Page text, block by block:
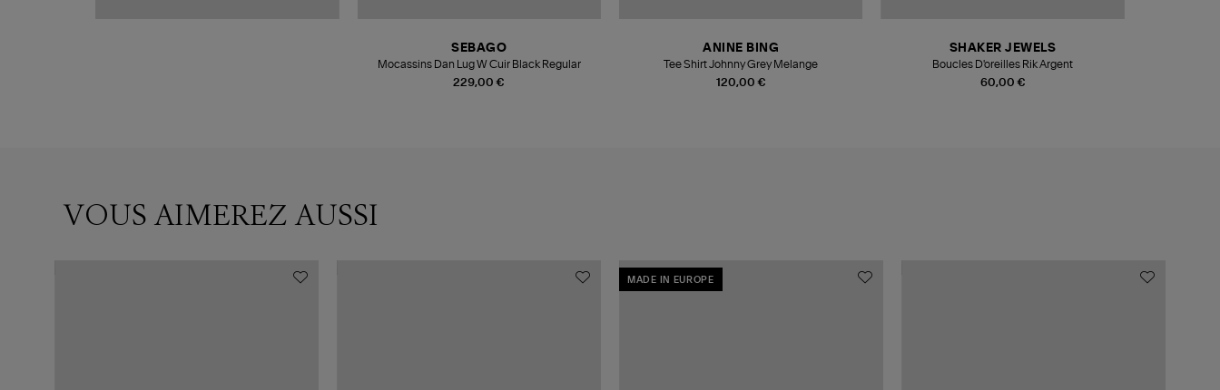
229,00 €
SEBAGO
Mocassins Dan Lug W Cuir Black Regular
120,00 €
ANINE BING
Tee Shirt Johnny Grey Melange
60,00 €
SHAKER JEWELS
Boucles D'oreilles Rik Argent
VOUS AIMEREZ AUSSI
MADE IN EUROPE